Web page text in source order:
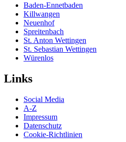
Baden-Ennetbaden
Killwangen
Neuenhof
Spreitenbach
St. Anton Wettingen
St. Sebastian Wettingen
Würenlos
Links
Social Media
A-Z
Impressum
Datenschutz
Cookie-Richtlinien